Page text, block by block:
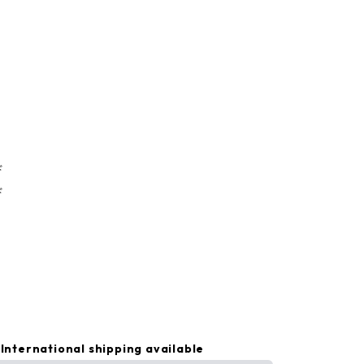
International shipping available